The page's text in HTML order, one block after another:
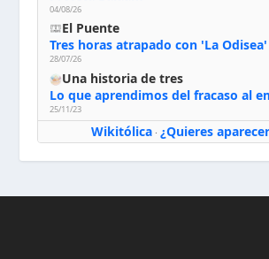
04/08/26
El Puente
Tres horas atrapado con 'La
28/07/26
Una historia de tres
Lo que aprendimos del fracaso al
25/11/23
Wikitólica· ¿Quieres